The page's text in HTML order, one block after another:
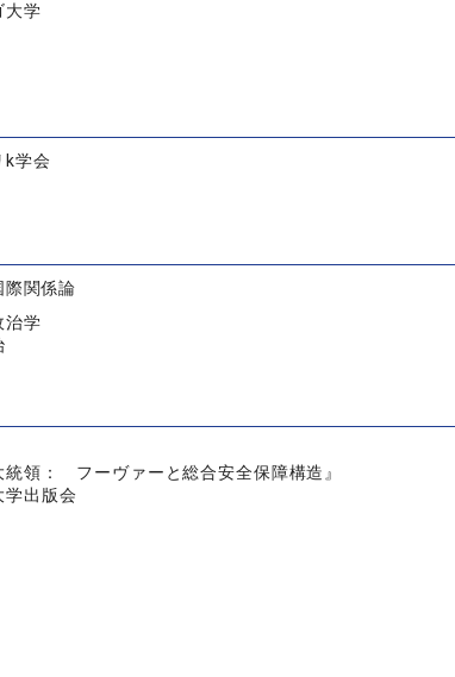
学
k学会
際関係論
治学
統領： フーヴァーと総合安全保障構造』
学出版会